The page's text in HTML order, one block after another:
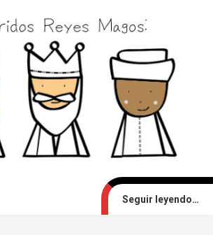
Seguir leyendo…